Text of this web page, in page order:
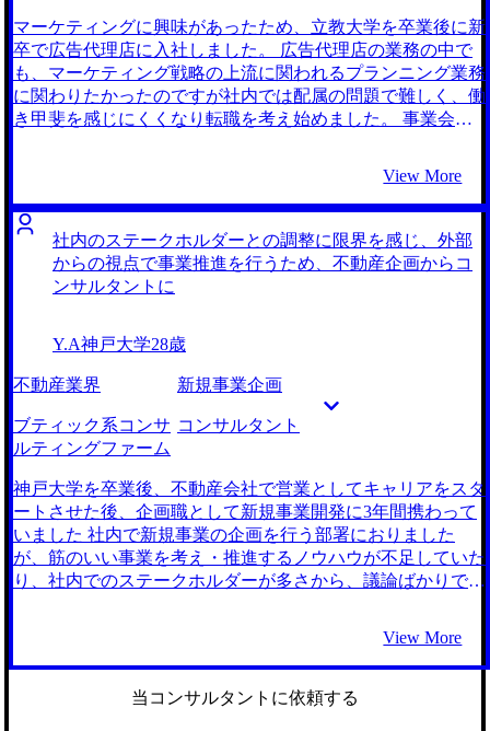
たものをいくつも比較検討することができました。 面接対
策に繰り返し臨めたことです。担当の江原さんが実際の場面
を想定して練習を行ってくれたので、本番も自信をもって臨
むことができました。 動き出しが遅かったことです。前職
のルーティン化された業務に違和感を感じつつも、転職の一
来的に事業会社のDX部門に参画し、企業内部から直接変革
を行うことも考えています。まずはコンサルタントとして要
件定義やテスト計画の策定から一歩一歩業務に慣れていきた
いです。
マーケティングに興味があったため、立教大学を卒業後に新
卒で広告代理店に入社しました。 広告代理店の業務の中で
も、マーケティング戦略の上流に関われるプランニング業務
に関わりたかったのですが社内では配属の問題で難しく、働
き甲斐を感じにくくなり転職を考え始めました。 事業会社
ティングファームを志望しました。 大手ファームのマーケ
ティング系の部門や、マーケティング系の案件を中心に扱う
ブティックファームを受けました。 3社ほど話を伺い、最終
的には最も丁寧かつスピード感ある対応をいただけた
MyVisionに転職を支援いただきました。 自分は有名なファ
が広がりました。 また、同じファーム内・ファーム間で、
求人情報上は似たような案件を扱っている求人・部門の違い
を教えていただけたことで納得感を持ちながら転職活動を進
めることができました。 外からは似たような求人・ファー
ムであっても、実際に扱う案件や働き方は千差万別ですの
納得感のある転職活動ができると思います。 少し意図とは
ズレるかもしれませんが、もっと早く転職活動を始めてもよ
かったな、と思いました。 石の上にも3年と思い、新卒入社
した会社に3年間勤務してから転職活動を始めましたが、ど
うせコンサルタントにチャレンジするなら早く見切りをつけ
り、コンサルタントとしてのハードスキルを身に着けるとこ
ろから始め、長期的にはマーケティング領域でどんな課題も
解決できるような専門性・知見を身に着けたいと思います。
View More
社内のステークホルダーとの調整に限界を感じ、外部
からの視点で事業推進を行うため、不動産企画からコ
ンサルタントに
Y.A神戸大学28歳
不動産業界 新規事業企画
ブティック系コンサ
ルティングファーム
コンサルタント
神戸大学を卒業後、不動産会社で営業としてキャリアをスタ
ートさせた後、企画職として新規事業開発に3年間携わって
いました 社内で新規事業の企画を行う部署におりました
が、筋のいい事業を考え・推進するノウハウが不足していた
り、社内でのステークホルダーが多さから、議論ばかりで時
は、私の提案よりスムーズに通ることが多く、組織のしがら
みなどの影響をあまり感じずに、新規事業の立ち上げをでき
るコンサルという働き方に魅力を感じました。 手探りかつ
View More
当コンサルタントに依頼する